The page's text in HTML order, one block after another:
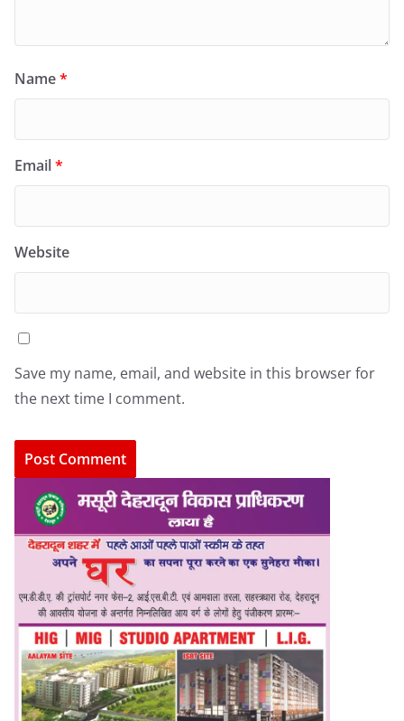
Name*
Email*
Website
Save my name, email, and website in this browser for
the next time I comment.